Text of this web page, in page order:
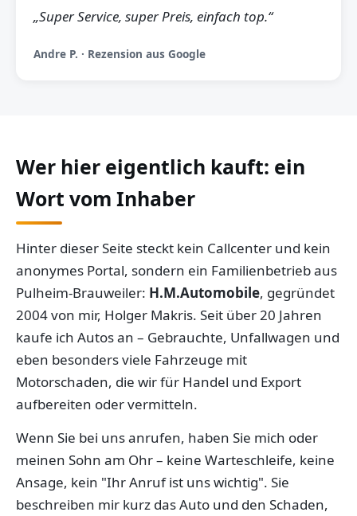
„Super Service, super Preis, einfach top.“
Andre P. · Rezension aus Google
Wer hier eigentlich kauft: ein
Wort vom Inhaber
Hinter dieser Seite steckt kein Callcenter und kein
anonymes Portal, sondern ein Familienbetrieb aus
Pulheim-Brauweiler: H.M.Automobile, gegründet
2004 von mir, Holger Makris. Seit über 20 Jahren
kaufe ich Autos an – Gebrauchte, Unfallwagen und
eben besonders viele Fahrzeuge mit
Motorschaden, die wir für Handel und Export
aufbereiten oder vermitteln.
Wenn Sie bei uns anrufen, haben Sie mich oder
meinen Sohn am Ohr – keine Warteschleife, keine
Ansage, kein "Ihr Anruf ist uns wichtig". Sie
beschreiben mir kurz das Auto und den Schaden,